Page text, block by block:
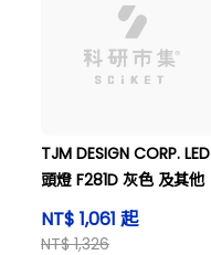
TJM DESIGN CORP. LED
頭燈 F281D 灰色 及其他
NT$ 1,061 起
NT$ 1,326